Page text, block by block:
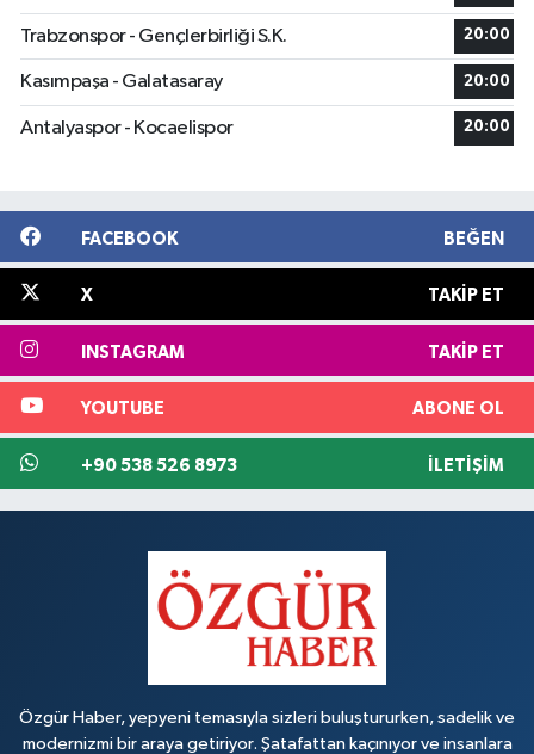
Trabzonspor - Gençlerbirliği S.K. 20:00
Kasımpaşa - Galatasaray 20:00
Antalyaspor - Kocaelispor 20:00
FACEBOOK BEĞEN
X TAKIP ET
INSTAGRAM TAKIP ET
YOUTUBE ABONE OL
+90 538 526 8973 İLETIŞIM
Özgür Haber, yepyeni temasıyla sizleri buluştururken, sadelik ve
modernizmi bir araya getiriyor. Şatafattan kaçınıyor ve insanlara